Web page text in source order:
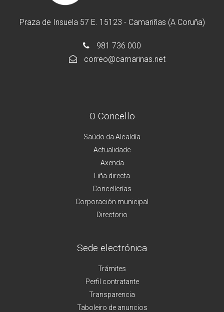
Praza de Insuela 57 E. 15123 - Camariñas (A Coruña)
981 736 000
correo@camarinas.net
O Concello
Saúdo da Alcaldía
Actualidade
Axenda
Liña directa
Concellerías
Corporación municipal
Directorio
Sede electrónica
Trámites
Perfil contratante
Transparencia
Taboleiro de anuncios